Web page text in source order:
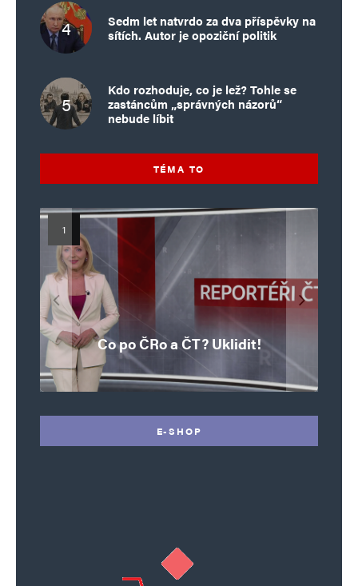
Sedm let natvrdo za dva příspěvky na
sítích. Autor je opoziční politik
Kdo rozhoduje, co je lež? Tohle se
zastáncům „správných názorů“
nebude líbit
TÉMA TO
Co po ČRo a ČT? Uklidit!
Islamistický teror v EU, 6. díl:
Brutální poprava 85letého
katolického kněze Jacquese
Hamela
Islamistický teror v EU, 5. díl:
Krvavé oslavy pádu Bastily
v Nice
Mýty o Václavu Klausovi:
Pivo, jazz, hádky, loajalita
i humor. Jakl boří legendy
o bývalém prezidentovi
Vymíráme a politici lžou:
porodnost nezachrání
dotace, byty ani zkrácené
úvazky
Pim Fortuyn: Muž, který se
nestihl stát premiérem
E-SHOP